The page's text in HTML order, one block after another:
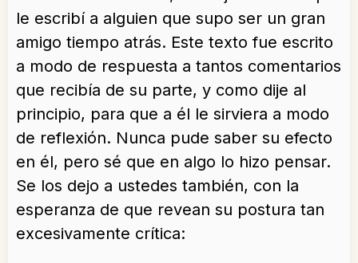
le escribí a alguien que supo ser un gran
amigo tiempo atrás. Este texto fue escrito
a modo de respuesta a tantos comentarios
que recibía de su parte, y como dije al
principio, para que a él le sirviera a modo
de reflexión. Nunca pude saber su efecto
en él, pero sé que en algo lo hizo pensar.
Se los dejo a ustedes también, con la
esperanza de que revean su postura tan
excesivamente crítica: